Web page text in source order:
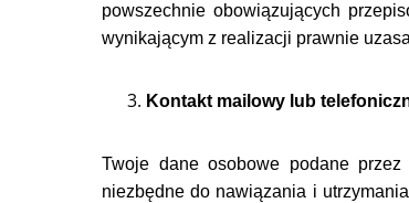
powszechnie obowiązujących
wynikającym z realizacji prawnie
Kontakt mailowy lub
Twoje dane osobowe podane
niezbędne do nawiązania i